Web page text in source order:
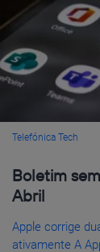
Telefónica Tech
Boletim
Abril
Apple corrige
ativamente A